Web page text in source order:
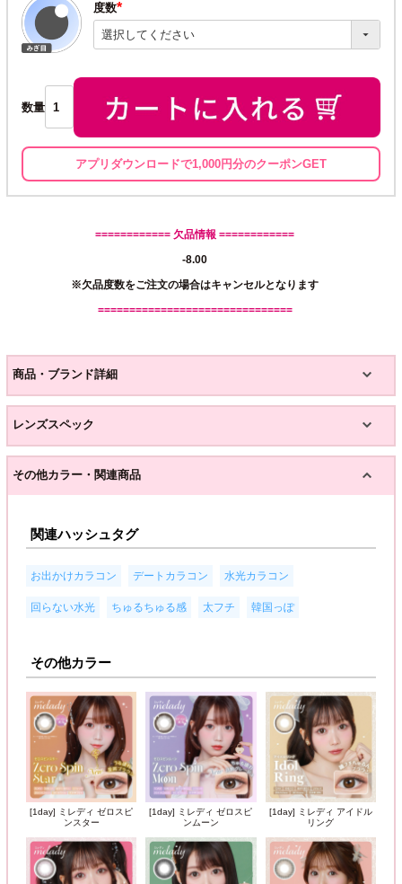
度数
(必
須)
数量
アプリダウンロードで1,000円分のクーポンGET
============ 欠品情報 ============
-8.00
※欠品度数をご注文の場合はキャンセルとなります
===============================
商品・ブランド詳細
レンズスペック
その他カラー・関連商品
関連ハッシュタグ
お出かけカラコン デートカラコン 水光カラコン
回らない水光 ちゅるちゅる感 太フチ 韓国っぽ
その他カラー
[1day] ミレディ ゼロスピ
ンスター
[1day] ミレディ ゼロスピ
ンムーン
[1day] ミレディ アイドル
リング